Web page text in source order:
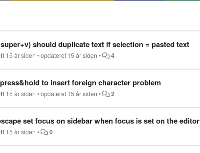
should duplicate text if selection = pasted text
15 år siden •opdateret 15 år siden • 4
to insert foreign character problem
15 år siden •opdateret 15 år siden • 2
set focus on sidebar when focus is set on the editor
15 år siden • 0